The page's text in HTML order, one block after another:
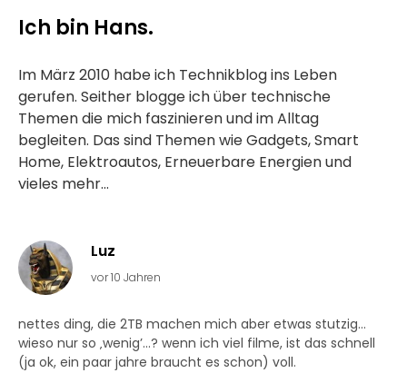
Ich bin Hans.
Im März 2010 habe ich Technikblog ins Leben
gerufen. Seither blogge ich über technische
Themen die mich faszinieren und im Alltag
begleiten. Das sind Themen wie Gadgets, Smart
Home, Elektroautos, Erneuerbare Energien und
vieles mehr...
Luz
vor 10 Jahren
nettes ding, die 2TB machen mich aber etwas stutzig…
wieso nur so ‚wenig’…? wenn ich viel filme, ist das schnell
(ja ok, ein paar jahre braucht es schon) voll.